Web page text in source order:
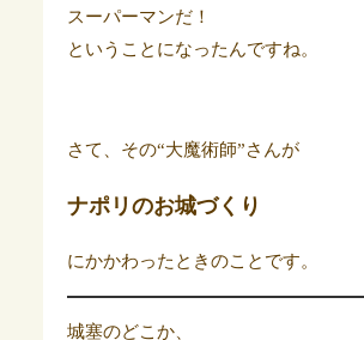
スーパーマンだ！
ということになったんですね。
さて、その“大魔術師”さんが
ナポリのお城づくり
にかかわったときのことです。
城塞のどこか、